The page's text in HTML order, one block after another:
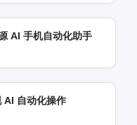
AI 手机自动化助手
AI 自动化操作